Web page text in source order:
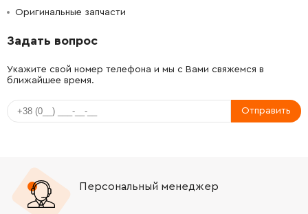
Оригинальные запчасти
Задать вопрос
Укажите свой номер телефона и мы с Вами свяжемся в
ближайшее время.
Отправить
Персональный менеджер